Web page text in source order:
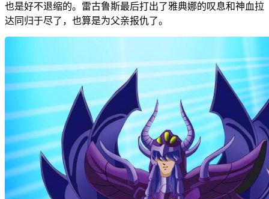
也是好不退缩的。雷古鲁斯最后打出了雅典娜的叹息和神血拉
达同归于尽了，也算是为父亲报仇了。